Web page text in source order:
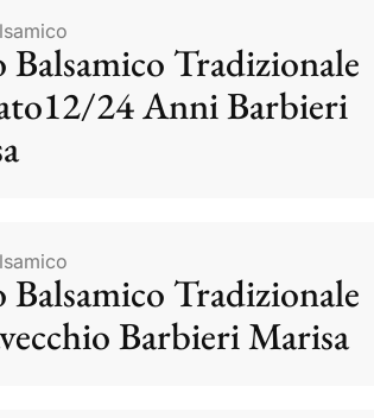
Balsamico Tradizionale
24 Anni Barbieri
Balsamico Tradizionale
Barbieri Marisa